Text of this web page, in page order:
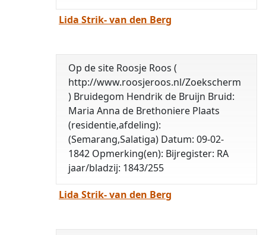
Lida Strik- van den Berg
Op de site Roosje Roos (
http://www.roosjeroos.nl/Zoekscherm
) Bruidegom Hendrik de Bruijn Bruid:
Maria Anna de Brethoniere Plaats
(residentie,afdeling):
(Semarang,Salatiga) Datum: 09-02-
1842 Opmerking(en): Bijregister: RA
jaar/bladzij: 1843/255
Lida Strik- van den Berg